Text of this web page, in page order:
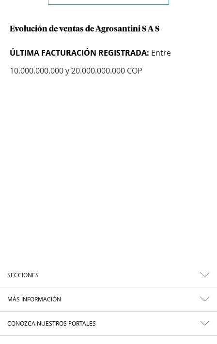
Evolución de ventas de Agrosantini S A S
ÚLTIMA FACTURACIÓN REGISTRADA: Entre
10.000.000.000 y 20.000.000.000 COP
SECCIONES
MÁS INFORMACIÓN
CONOZCA NUESTROS PORTALES